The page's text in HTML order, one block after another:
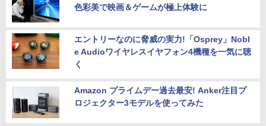
色彩美で映画＆ゲームが極上体験に
エントリーなのに脅威の実力!「Osprey」Nobl
e Audioワイヤレスイヤフォン4機種を一気に聴
く
Amazon プライムデー過去最安! Anker注目プ
ロジェクター3モデルを使ってみた